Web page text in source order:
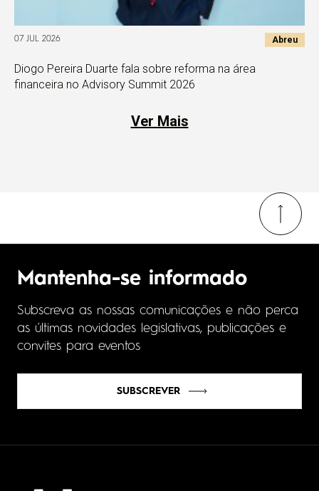
07 JUL 2026 Abreu
Diogo Pereira Duarte fala sobre reforma na área
financeira no Advisory Summit 2026
Ver Mais
Mantenha-se informado
Subscreva as nossas comunicações e não perca
as últimas novidades legislativas, publicações e
convites para eventos
SUBSCREVER